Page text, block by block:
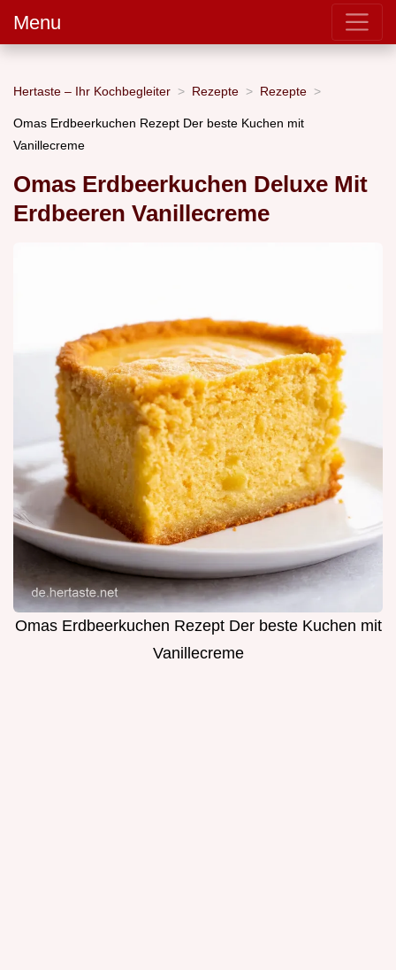
Menu
Hertaste – Ihr Kochbegleiter Rezepte Rezepte
Omas Erdbeerkuchen Rezept Der beste Kuchen mit
Vanillecreme
Omas Erdbeerkuchen Deluxe Mit
Erdbeeren Vanillecreme
Omas Erdbeerkuchen Rezept Der beste Kuchen mit
Vanillecreme